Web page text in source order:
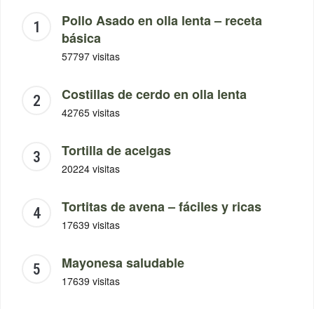
Pollo Asado en olla lenta – receta
básica
57797 visitas
Costillas de cerdo en olla lenta
42765 visitas
Tortilla de acelgas
20224 visitas
Tortitas de avena – fáciles y ricas
17639 visitas
Mayonesa saludable
17639 visitas